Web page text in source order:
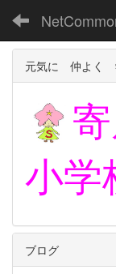
元気に 仲よく
小学
ブログ